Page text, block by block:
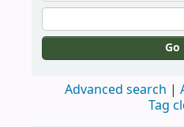
Go
Advanced search
Tag